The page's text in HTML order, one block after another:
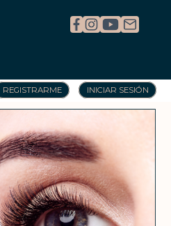
REGISTRARME INICIAR SESIÓN